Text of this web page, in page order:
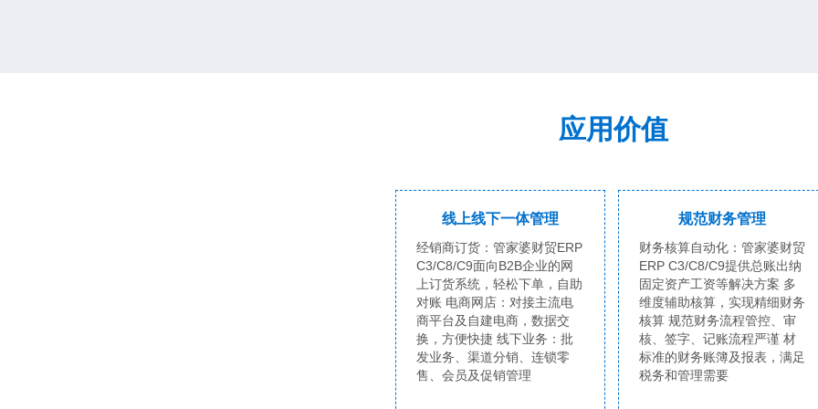
应用价值
线上线下一体管理
经销商订货：管家婆财贸ERP
C3/C8/C9面向B2B企业的网
上订货系统，轻松下单，自助
对账 电商网店：对接主流电
商平台及自建电商，数据交
换，方便快捷 线下业务：批
发业务、渠道分销、连锁零
售、会员及促销管理
规范财务管理
财务核算自动化：管家婆财贸
ERP C3/C8/C9提供总账出纳
固定资产工资等解决方案 多
维度辅助核算，实现精细财务
核算 规范财务流程管控、审
核、签字、记账流程严谨 材
标准的财务账簿及报表，满足
税务和管理需要